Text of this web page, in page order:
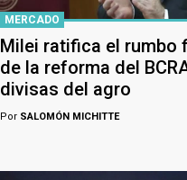
MERCADO
Milei ratifica el rumbo
de la reforma del
divisas del agro
Por SALOMÓN MICHITTE